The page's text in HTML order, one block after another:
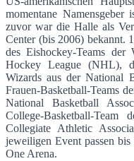
momentane Namensgeber
zuvor war die Halle als
Center (bis 2006) bekannt.
des Eishockey-Teams der
Hockey League (NHL),
Wizards aus der National
Frauen-Basketball-Teams
National Basketball
College-Basketball-
Collegiate Athletic
jeweiligen Event passen
One Arena.